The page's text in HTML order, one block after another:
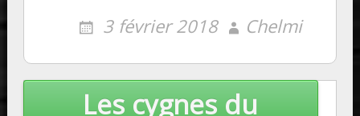
3 février 2018 Chelmi
Les cygnes du